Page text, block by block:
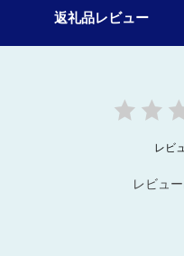
返礼品レビュー
レビ
レビュ